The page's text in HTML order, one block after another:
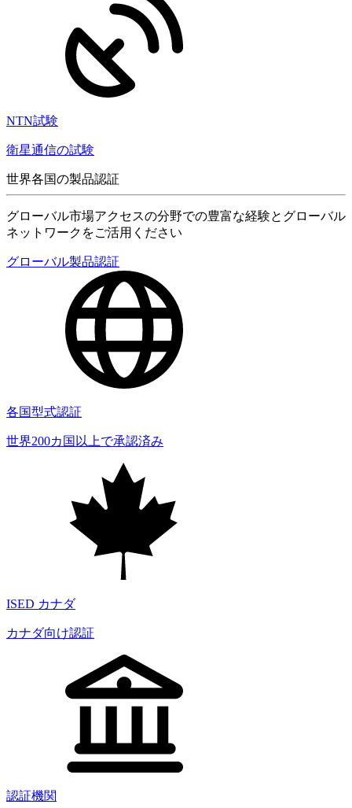
NTN試験
衛星通信の試験
世界各国の製品認証
グローバル市場アクセスの分野での豊富な経験とグローバル
ネットワークをご活用ください
グローバル製品認証
各国型式認証
世界200カ国以上で承認済み
ISED カナダ
カナダ向け認証
認証機関